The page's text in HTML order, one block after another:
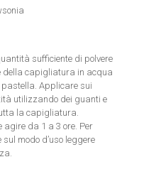
sufficiente di polvere
della capigliatura in acqua
Applicare sui
utilizzando dei guanti e
la capigliatura.
da 1 a 3 ore. Per
modo d’uso leggere